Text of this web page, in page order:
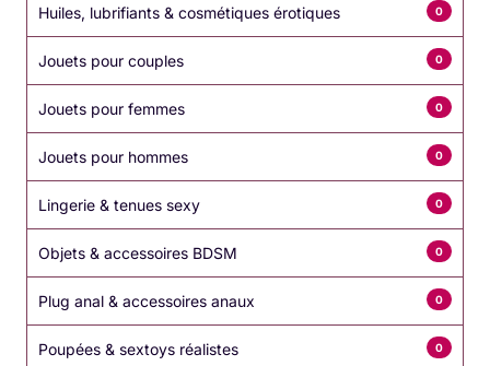
Huiles, lubrifiants & cosmétiques érotiques 0
Jouets pour couples 0
Jouets pour femmes 0
Jouets pour hommes 0
Lingerie & tenues sexy 0
Objets & accessoires BDSM 0
Plug anal & accessoires anaux 0
Poupées & sextoys réalistes 0